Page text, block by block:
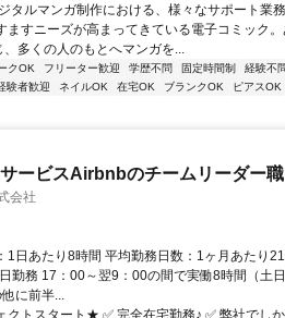
タルマンガ制作における、様々なサポート業
ますニーズが高まってきている電子コミック
多くの人のもとへマンガを...
クOK フリーター歓迎 学歴不問 固定時間制
経験不
験者歓迎 ネイルOK 在宅OK ブランクOK ピアスOK
ービスAirbnbのチームリーダー職
会社
1日あたり8時間 平均勤務日数：1ヶ月あたり
勤務 17：00～翌9：00の間で実働8時間（土
に前半...
トスタート★ ✅ 完全在宅勤務♪ ✅ 弊社でし